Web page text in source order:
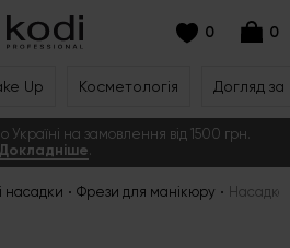
0 0
Up Косметологія Догляд
Україні на замовлення від 1500 грн.
Докладніше.
насадки Фрези для манікюру Насадка